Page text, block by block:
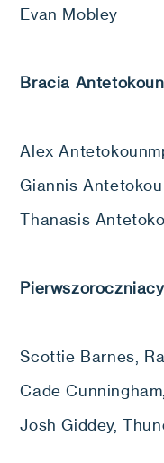
Evan Mobley
Bracia
Alex
Giannis
Thanasis
Scottie Barnes,
Cade
Josh Giddey,